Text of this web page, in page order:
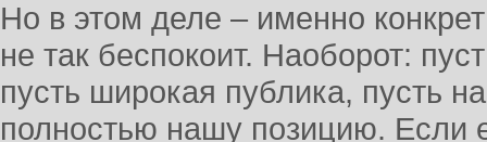
Но в этом деле – именно
не так беспокоит. Наоборот:
пусть широкая публика, пусть
полностью нашу позицию. Если